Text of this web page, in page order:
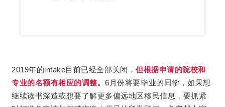
2019年的intake目前已经全部关闭，但根据申请的院校和
专业的名额有相应的调整。6月份将要毕业的同学，如果想
继续读书深造或想要了解更多偏远地区移民信息，要抓紧